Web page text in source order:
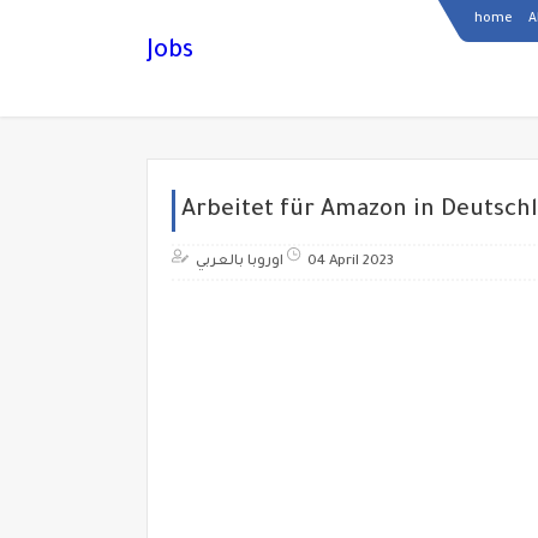
home
Jobs
Arbeitet für Amazon in
اوروبا بالعربي 04 April 2023